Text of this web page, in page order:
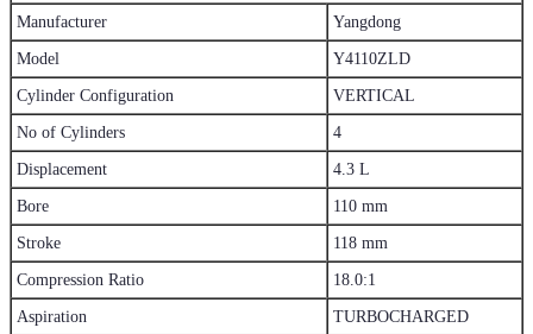
Manufacturer Yangdong
Model Y4110ZLD
Cylinder Configuration VERTICAL
No of Cylinders 4
Displacement 4.3 L
Bore 110 mm
Stroke 118 mm
Compression Ratio 18.0:1
Aspiration TURBOCHARGED